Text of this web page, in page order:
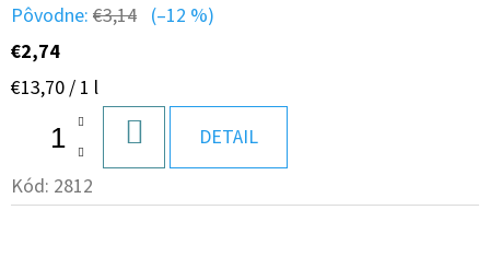
Pôvodne: €3,14 (–12 %)
€2,74
Jednotková
€13,70 / 1 l
KOŠÍKA
DETAIL
Kód: 2812